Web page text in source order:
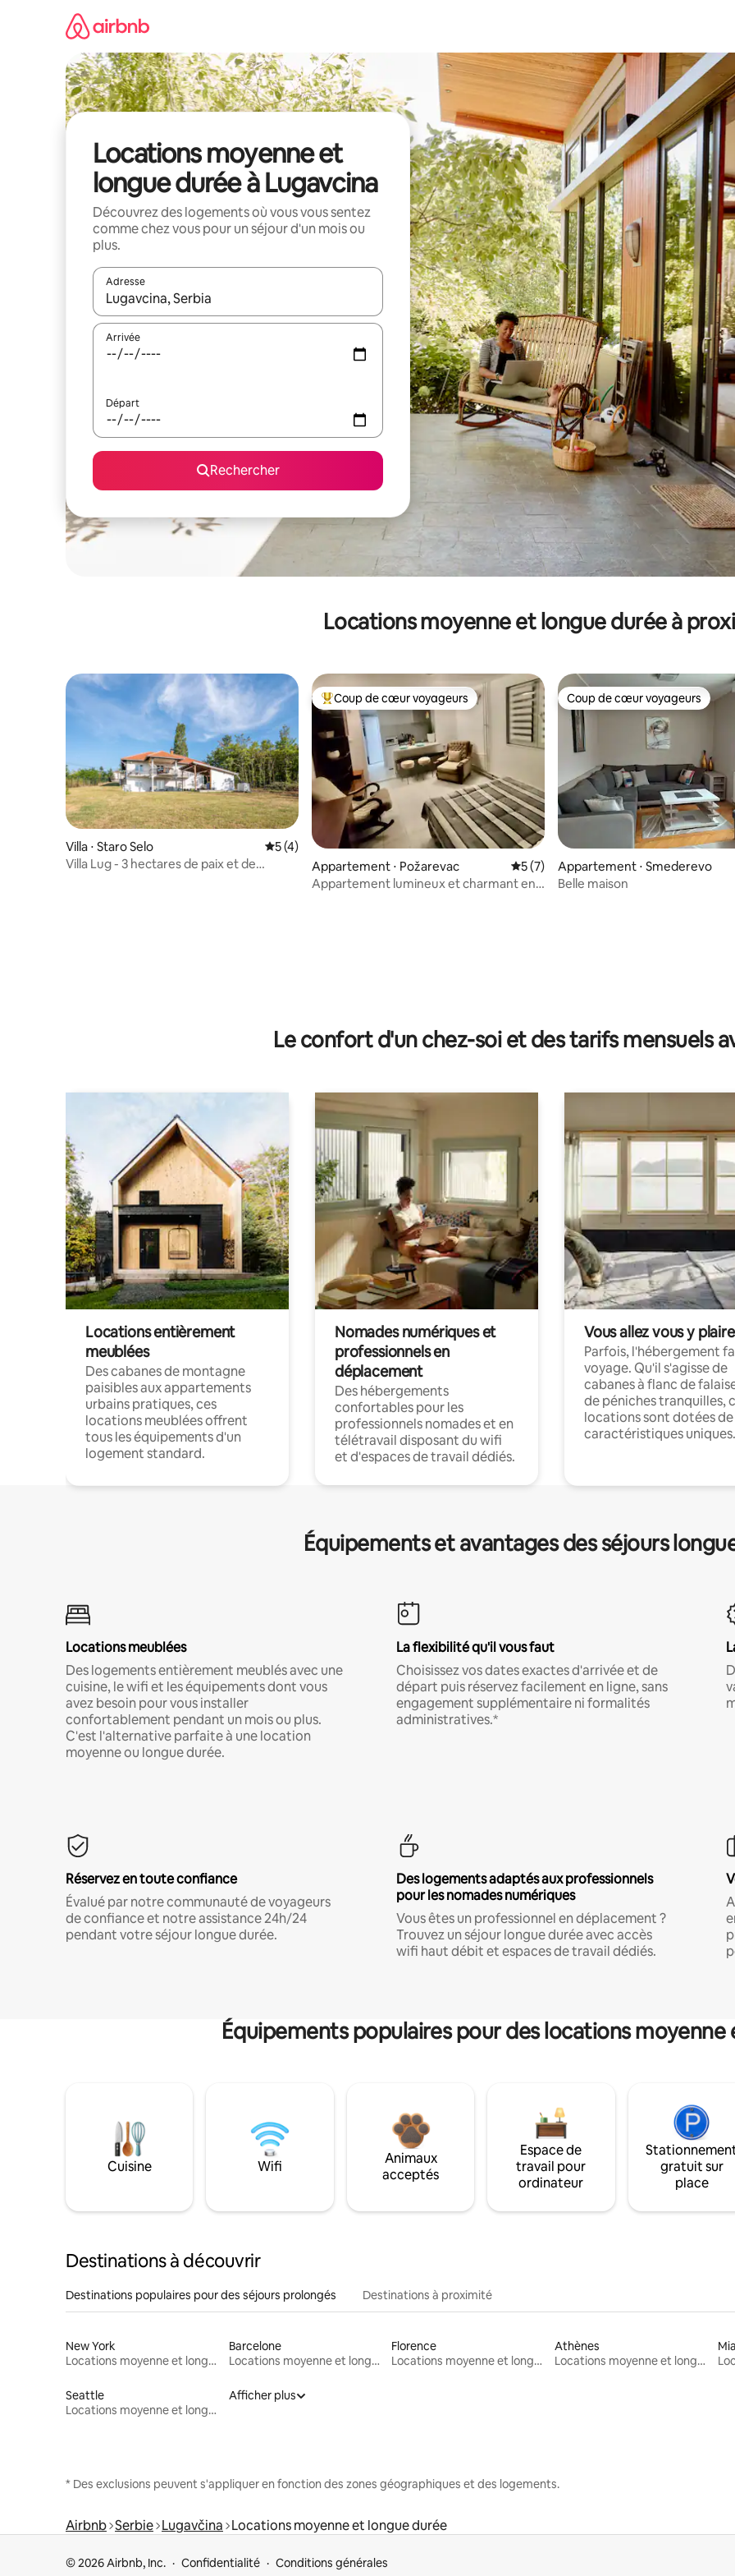
Locations moyenne et
longue durée à Lugavcina
Découvrez des logements où vous vous sentez
comme chez vous pour un séjour d'un mois ou
plus.
Adresse
Lorsque les résultats s'affichent, utilisez les flèches vers le haut et vers le bas pour les parcourir ou en appuyant et en
Arrivée
Départ
Rechercher
Locations moyenne et longue durée à
Villa ⋅ Staro Selo Évaluation moyenne sur la base de 4 commentaires : 5 sur 5
5 (4)
Villa Lug - 3 hectares de paix et de
Coups de cœur voyageurs les plus appréciés
Coup de cœur voyageurs
Appartement ⋅ Požarevac Évaluation moyenne sur la base de 7
5 (7)
Appartement lumineux et charmant en
Coup de cœur voyageurs
Coup de cœur voyageurs
Appartement ⋅ Smederevo
Belle maison
Le confort d'un chez-soi et des tarifs mensuels
Locations entièrement
meublées
Des cabanes de montagne
paisibles aux appartements
urbains pratiques, ces
locations meublées offrent
tous les équipements d'un
logement standard.
Nomades numériques et
professionnels en
déplacement
Des hébergements
confortables pour les
professionnels nomades et en
télétravail disposant du wifi
et d'espaces de travail dédiés.
Vous allez vous y plaire
Parfois, l'hébergement
voyage. Qu'il s'agisse de
cabanes à flanc de
de péniches tranquilles,
locations sont dotées de
caractéristiques uniques.
Équipements et avantages des séjours
Locations meublées
Des logements entièrement meublés avec une
cuisine, le wifi et les équipements dont vous
avez besoin pour vous installer
confortablement pendant un mois ou plus.
C'est l'alternative parfaite à une location
moyenne ou longue durée.
La flexibilité qu'il vous faut
Choisissez vos dates exactes d'arrivée et de
départ puis réservez facilement en ligne, sans
engagement supplémentaire ni formalités
administratives.*
Réservez en toute confiance
Évalué par notre communauté de voyageurs
de confiance et notre assistance 24h/24
pendant votre séjour longue durée.
Des logements adaptés aux professionnels
pour les nomades numériques
Vous êtes un professionnel en déplacement ?
Trouvez un séjour longue durée avec accès
wifi haut débit et espaces de travail dédiés.
Équipements populaires pour des locations
Cuisine Wifi
Animaux
acceptés
Espace de
travail pour
ordinateur
gratuit sur
place
Destinations à découvrir
Destinations populaires pour des séjours prolongés Destinations à proximité
New York
Locations moyenne et longue durée
Barcelone
Locations moyenne et longue durée
Florence
Locations moyenne et longue durée
Athènes
Locations moyenne et longue durée
Seattle
Locations moyenne et longue durée
Afficher plus
* Des exclusions peuvent s'appliquer en fonction des zones géographiques et des logements.
Airbnb Serbie Lugavčina Locations moyenne et longue durée
© 2026 Airbnb, Inc. Confidentialité Conditions générales